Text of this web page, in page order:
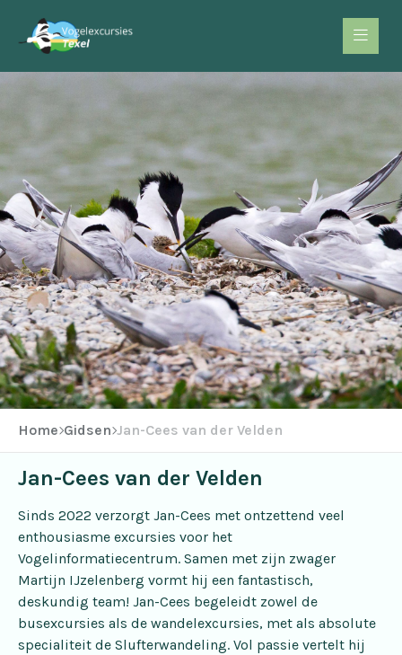
Home Gidsen Jan-Cees van der Velden
Jan-Cees van der Velden
Sinds 2022 verzorgt Jan-Cees met ontzettend veel
enthousiasme excursies voor het
Vogelinformatiecentrum. Samen met zijn zwager
Martijn IJzelenberg vormt hij een fantastisch,
deskundig team! Jan-Cees begeleidt zowel de
busexcursies als de wandelexcursies, met als absolute
specialiteit de Slufterwandeling. Vol passie vertelt hij